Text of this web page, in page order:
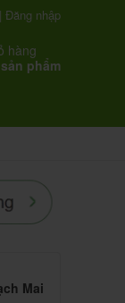
Đăng nhập
hàng
sản phẩm
Mai